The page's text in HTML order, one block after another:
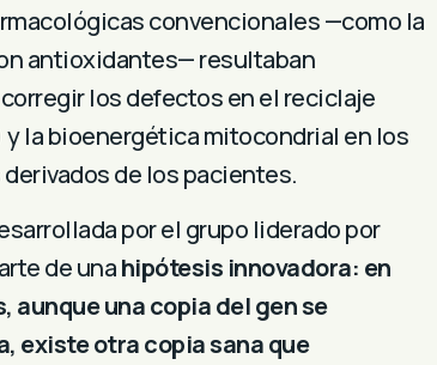
convencionales —como la
antioxidantes— resultaban
los defectos en el reciclaje
la bioenergética mitocondrial en los
de los pacientes.
por el grupo liderado por
de unahipótesis innovadora: en
aunque una copia del gen se
existe otra copia sana que